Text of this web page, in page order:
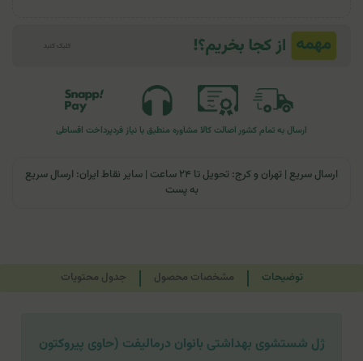
ارسال به تمام کشوراصالت کالا مشاوره منطبق با نیاز فردپرداخت اقساطی
ارسال سریع | تهران و کرج: تحویل تا ۲۴ ساعت | سایر نقاط ایران: ارسال سریع
به پست
توضیحات مشخصات محصول جدول محتویات
ژل شستشوی بهداشتی بانوان درمالیفت (حاوی پیروکتون